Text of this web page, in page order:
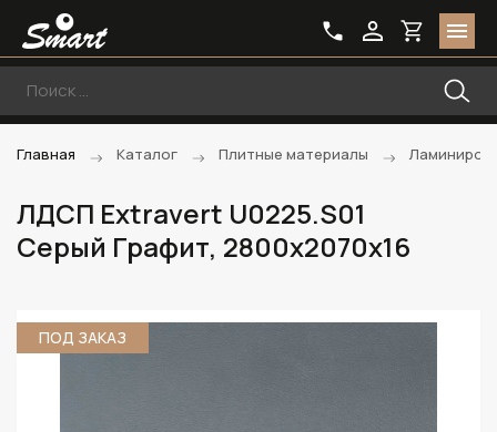
Главная Каталог Плитные материалы
ЛДСП Extravert U0225.S01
Серый Графит, 2800х2070х16
ПОД ЗАКАЗ